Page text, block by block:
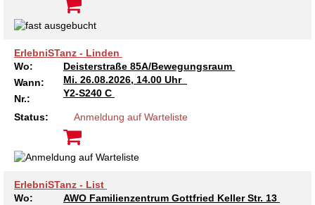
ErlebniSTanz - Linden
Wo:
Deisterstraße 85A/Bewegungsraum
Wann:
Mi. 26.08.2026, 14.00 Uhr
Nr.:
Y2-S240 C
Status: Anmeldung auf Warteliste
ErlebniSTanz - List
Wo:
AWO Familienzentrum Gottfried Keller Str. 13